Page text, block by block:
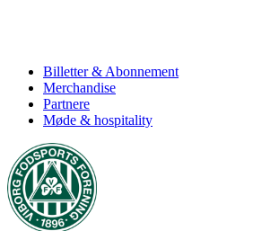
Billetter & Abonnement
Merchandise
Partnere
Møde & hospitality